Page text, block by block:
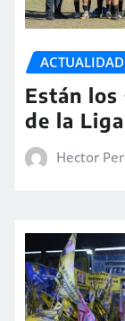
ACTUALIDAD
Están
de la
Hector